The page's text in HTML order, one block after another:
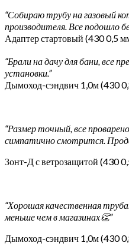
“Собираю трубу на газовый
производителя. Все подошло
Адаптер стартовый (430 0,5
“Брали на дачу для бани, все
установки.”
Дымоход-сэндвич 1,0м (430
“Размер точный, все
симпатично смотрится.
Зонт-Д с ветрозащитой (430
“Хорошая качественная
меньше чем в магазинах👏”
Дымоход-сэндвич 1,0м (430